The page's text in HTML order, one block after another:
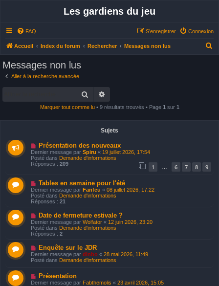
Les gardiens du jeu
FAQ Connexion
S’enregistrer
Accueil Index du forum Rechercher Messages non lus
Messages non lus
Aller à la recherche avancée
Rechercher
Marquer tout comme lu• 9 résultats trouvés • Page 1 sur 1
Sujets
N
o
u
v
e
u
m
e
s
s
g
e
Présentation des nouveaux
Dernier message par Spiru « 19 juillet 2026, 17:54
Posté dans Demande d'informations
Réponses : 209 1 6 7 8 9
N
o
u
v
e
u
m
e
s
a
g
e
Tables en semaine pour l'été
Dernier message par Fanfeu « 08 juillet 2026, 17:22
Posté dans Demande d'informations
Réponses : 21
N
o
u
v
e
u
m
e
s
a
g
Date de fermeture estivale ?
Dernier message par Wolfator « 12 juin 2026, 23:20
Posté dans Demande d'informations
Réponses : 2
N
o
u
v
u
Enquête sur le JDR
Dernier message par dinbo « 28 mai 2026, 11:49
Posté dans Demande d'informations
N
o
Présentation
Dernier message par Fabthemolis « 23 avril 2026, 15:05